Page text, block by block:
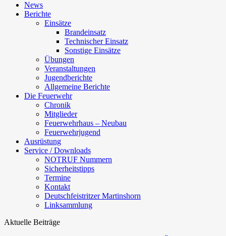
News
Berichte
Einsätze
Brandeinsatz
Technischer Einsatz
Sonstige Einsätze
Übungen
Veranstaltungen
Jugendberichte
Allgemeine Berichte
Die Feuerwehr
Chronik
Mitglieder
Feuerwehrhaus – Neubau
Feuerwehrjugend
Ausrüstung
Service / Downloads
NOTRUF Nummern
Sicherheitstipps
Termine
Kontakt
Deutschfeistritzer Martinshorn
Linksammlung
Aktuelle Beiträge